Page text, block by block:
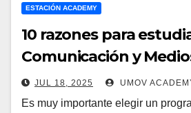
ESTACIÓN ACADEMY
10 razones para
Comunicación y
JUL 18, 2025 UMOV
Es muy importante elegir un